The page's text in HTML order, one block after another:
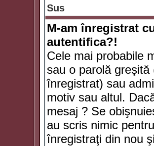
Sus
M-am înregistrat
autentifica?!
Cele mai probabile
sau o parolă
înregistrat) sau
motiv sau altul.
mesaj ? Se
au scris nimic
înregistraţi din nou